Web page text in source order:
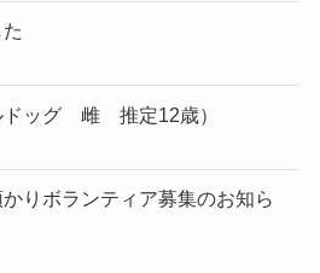
ドッグ 雌 推定12歳）
かりボランティア募集のお知ら